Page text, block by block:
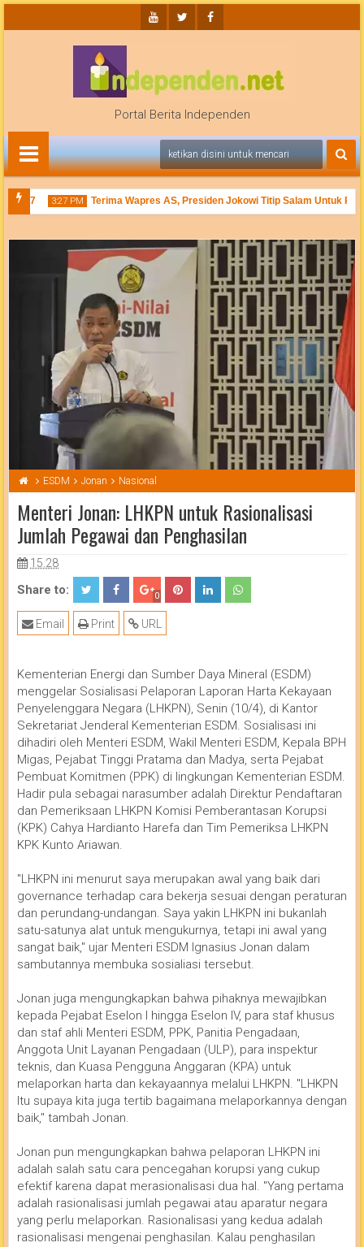
Portal Berita Independen
3:27 PM
Apr
2017
Terima Wapres AS, Presiden Jokowi Titip Salam Untuk
Menyeluruh
ESDM Jonan Nasional
Menteri Jonan: LHKPN untuk Rasionalisasi
Jumlah Pegawai dan Penghasilan
15.28
Share to: 0
URL
Print
Email
Kementerian Energi dan Sumber Daya Mineral (ESDM)
menggelar Sosialisasi Pelaporan Laporan Harta Kekayaan
Penyelenggara Negara (LHKPN), Senin (10/4), di Kantor
Sekretariat Jenderal Kementerian ESDM. Sosialisasi ini
dihadiri oleh Menteri ESDM, Wakil Menteri ESDM, Kepala BPH
Migas, Pejabat Tinggi Pratama dan Madya, serta Pejabat
Pembuat Komitmen (PPK) di lingkungan Kementerian ESDM.
Hadir pula sebagai narasumber adalah Direktur Pendaftaran
dan Pemeriksaan LHKPN Komisi Pemberantasan Korupsi
(KPK) Cahya Hardianto Harefa dan Tim Pemeriksa LHKPN
KPK Kunto Ariawan.
"LHKPN ini menurut saya merupakan awal yang baik dari
governance terhadap cara bekerja sesuai dengan peraturan
dan perundang-undangan. Saya yakin LHKPN ini bukanlah
satu-satunya alat untuk mengukurnya, tetapi ini awal yang
sangat baik," ujar Menteri ESDM Ignasius Jonan dalam
sambutannya membuka sosialiasi tersebut.
Jonan juga mengungkapkan bahwa pihaknya mewajibkan
kepada Pejabat Eselon I hingga Eselon IV, para staf khusus
dan staf ahli Menteri ESDM, PPK, Panitia Pengadaan,
Anggota Unit Layanan Pengadaan (ULP), para inspektur
teknis, dan Kuasa Pengguna Anggaran (KPA) untuk
melaporkan harta dan kekayaannya melalui LHKPN. "LHKPN
Itu supaya kita juga tertib bagaimana melaporkannya dengan
baik," tambah Jonan.
Jonan pun mengungkapkan bahwa pelaporan LHKPN ini
adalah salah satu cara pencegahan korupsi yang cukup
efektif karena dapat merasionalisasi dua hal. "Yang pertama
adalah rasionalisasi jumlah pegawai atau aparatur negara
yang perlu melaporkan. Rasionalisasi yang kedua adalah
rasionalisasi mengenai penghasilan. Kalau penghasilan